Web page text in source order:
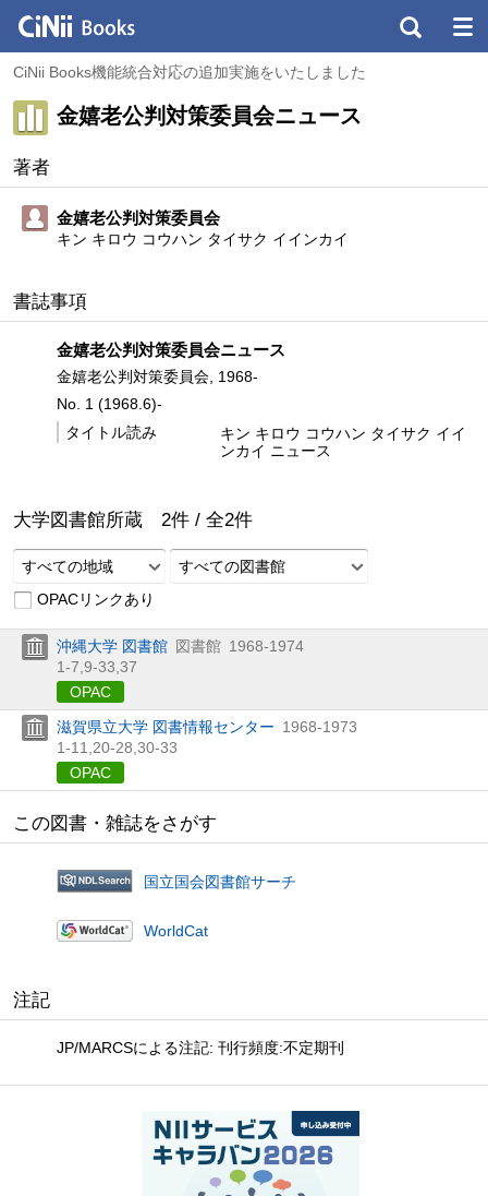
CiNii Books機能統合対応の追加実施をいたしました
金嬉老公判対策委員会ニュース
著者
金嬉老公判対策委員会
キン キロウ コウハン タイサク イインカイ
書誌事項
金嬉老公判対策委員会ニュース
金嬉老公判対策委員会, 1968-
No. 1 (1968.6)-
タイトル読み
キン キロウ コウハン タイサク イイ
ンカイ ニュース
大学図書館所蔵 2件 / 全2件
すべての地域
すべての図書館
OPACリンクあり
沖縄大学 図書館 図書館 1968-1974
1-7, 9-33, 37
OPAC
滋賀県立大学 図書情報センター 1968-1973
1-11, 20-28, 30-33
OPAC
この図書・雑誌をさがす
国立国会図書館サーチ
WorldCat
注記
JP/MARCSによる注記: 刊行頻度:不定期刊